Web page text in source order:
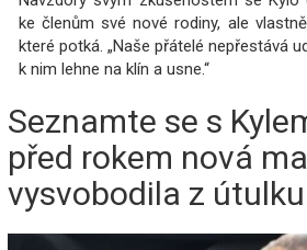
ke členům své nové rodiny, ale
které potká. „Naše přátelé nepřestává
k nim lehne na klín a usne.“
Seznamte se s
před rokem nová
vysvobodila z